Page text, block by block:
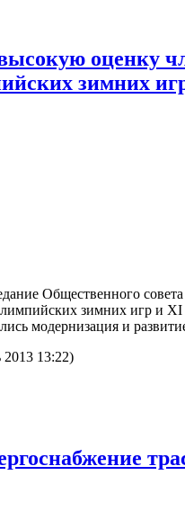
оценку
зимних
Общественного
зимних игр и ХI
модернизация и
2013 13:22)